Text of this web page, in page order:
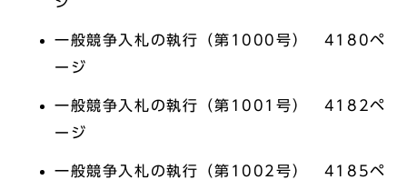
一般競争入札の執行（第1000号） 4180ペ
ージ
一般競争入札の執行（第1001号） 4182ペ
ージ
一般競争入札の執行（第1002号） 4185ペ